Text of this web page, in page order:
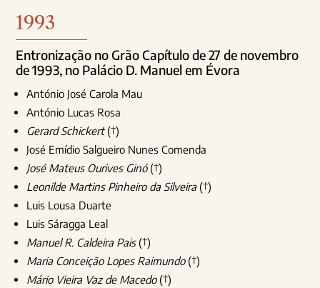
1993
Entronização no Grão Capítulo de 27 de novembro
de 1993, no Palácio D. Manuel em Évora
António José Carola Mau
António Lucas Rosa
Gerard Schickert(†)
José Emídio Salgueiro Nunes Comenda
José Mateus Ourives Ginó(†)
Leonilde Martins Pinheiro da Silveira(†)
Luis Lousa Duarte
Luis Sáragga Leal
Manuel R. Caldeira Pais (†)
Maria Conceição Lopes Raimundo(†)
Mário Vieira Vaz de Macedo (†)